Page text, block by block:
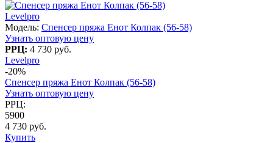
Levelpro
Модель: Спенсер пряжа Енот Колпак (56-58)
Узнать оптовую цену
РРЦ: 4 730 руб.
Levelpro
-20%
Спенсер пряжа Енот Колпак (56-58)
Узнать оптовую цену
РРЦ:
5900
4 730 руб.
Купить